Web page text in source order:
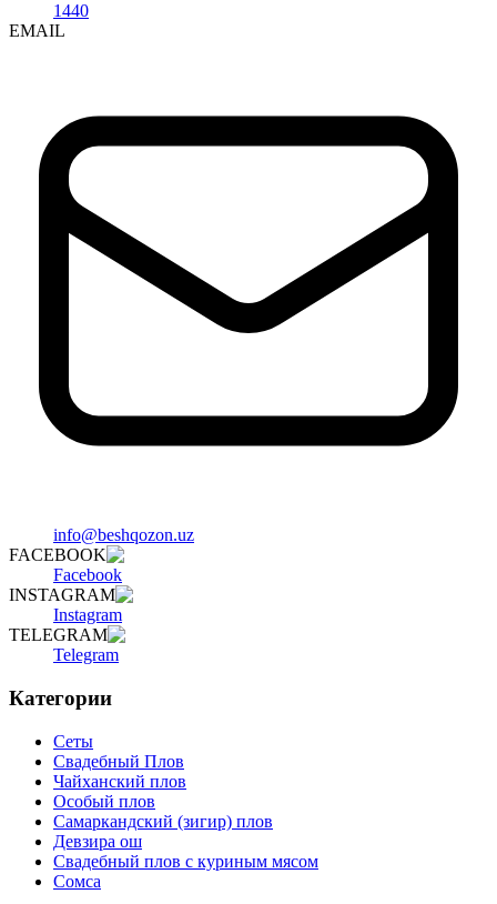
1440
EMAIL
info@beshqozon.uz
FACEBOOK
Facebook
INSTAGRAM
Instagram
TELEGRAM
Telegram
Категории
Сеты
Свадебный Плов
Чайханский плов
Особый плов
Самаркандский (зигир) плов
Девзира ош
Свадебный плов с куриным мясом
Сомса